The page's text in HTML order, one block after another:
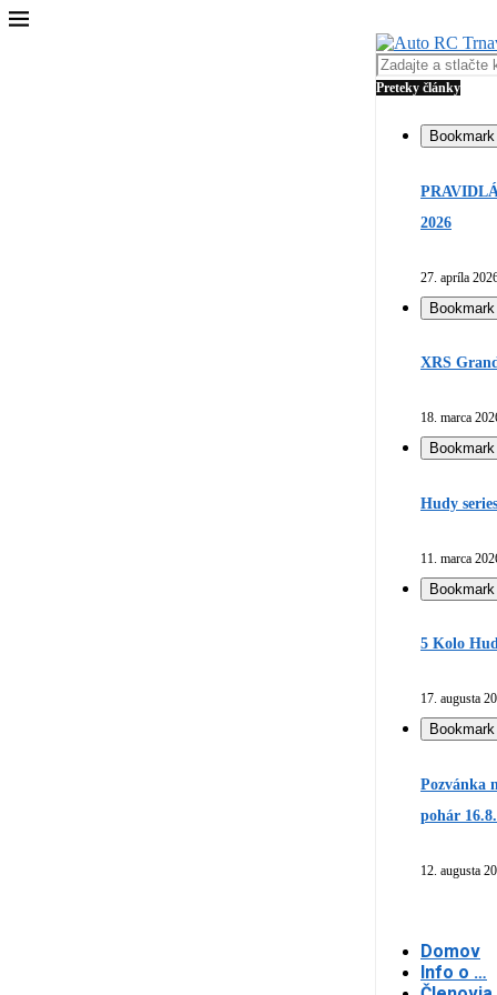
Preteky články
Bookmark
2026
27. apríla
Bookmark
XRS
18. marca
Bookmark
Hudy
11. marca
Bookmark
5 Kolo
17. augusta
Bookmark
Pozvánka
pohár
12. augusta
Domov
Info o …